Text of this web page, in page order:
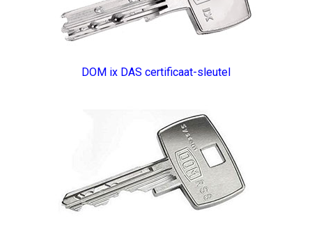
DOM ix DAS certificaat-sleutel